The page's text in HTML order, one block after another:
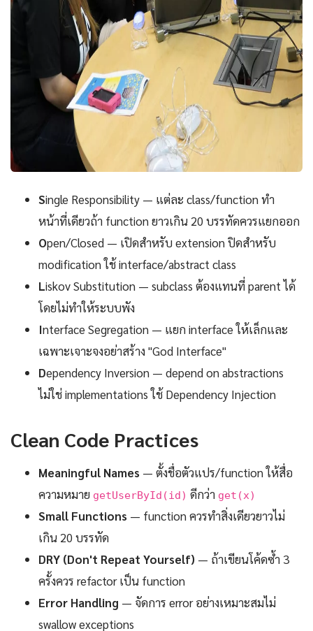
Single Responsibility — แต่ละ class/function ทำ
หน้าที่เดียวถ้า function ยาวเกิน 20 บรรทัดควรแยกออก
Open/Closed — เปิดสำหรับ extension ปิดสำหรับ
modification ใช้ interface/abstract class
Liskov Substitution — subclass ต้องแทนที่ parent ได้
โดยไม่ทำให้ระบบพัง
Interface Segregation — แยก interface ให้เล็กและ
เฉพาะเจาะจงอย่าสร้าง "God Interface"
Dependency Inversion — depend on abstractions
ไม่ใช่ implementations ใช้ Dependency Injection
Clean Code Practices
Meaningful Names — ตั้งชื่อตัวแปร/function ให้สื่อ
ความหมาย getUserById(id) ดีกว่า get(x)
Small Functions — function ควรทำสิ่งเดียวยาวไม่
เกิน 20 บรรทัด
DRY (Don't Repeat Yourself) — ถ้าเขียนโค้ดซ้ำ 3
ครั้งควร refactor เป็น function
Error Handling — จัดการ error อย่างเหมาะสมไม่
swallow exceptions